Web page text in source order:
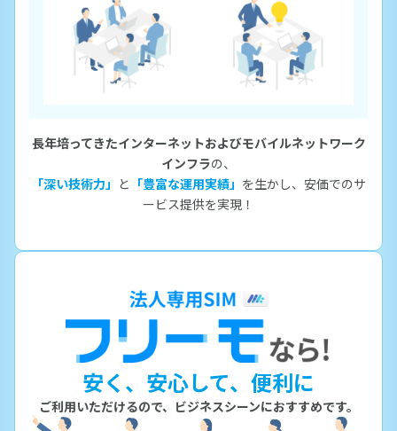
長年培ってきたインターネットおよびモバイルネットワーク
インフラの、
「深い技術力」 と 「豊富な運用実績」 を生かし、安価でのサ
ービス提供を実現！
安く、安心して、便利に
ご利用いただけるので、ビジネスシーンにおすすめです。